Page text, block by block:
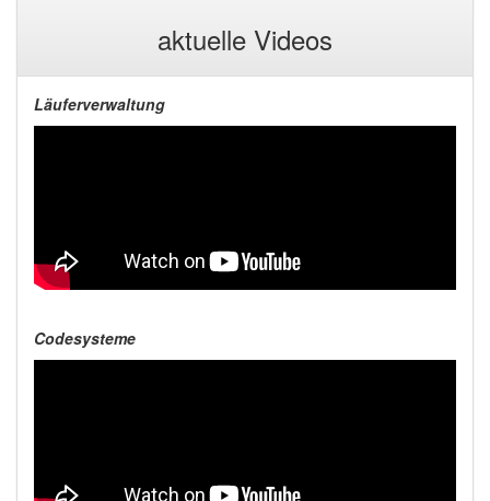
aktuelle Videos
Läuferverwaltung
Codesysteme